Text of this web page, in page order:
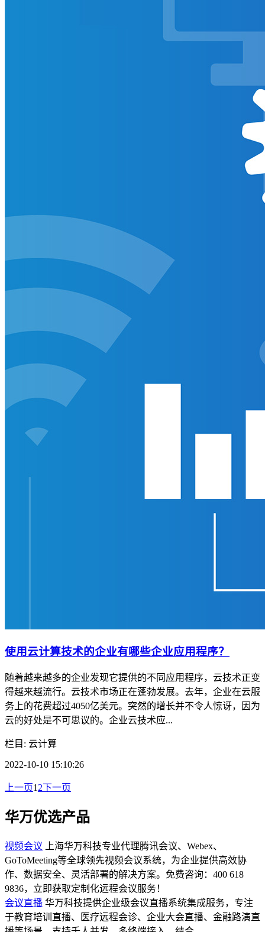
使用云计算技术的企业有哪些企业应用程序？
随着越来越多的企业发现它提供的不同应用程序，云技术正变
得越来越流行。云技术市场正在蓬勃发展。去年，企业在云服
务上的花费超过4050亿美元。突然的增长并不令人惊讶，因为
云的好处是不可思议的。企业云技术应...
栏目: 云计算
2022-10-10 15:10:26
上一页1 2下一页
华万优选产品
视频会议
上海华万科技专业代理腾讯会议、Webex、
GoToMeeting等全球领先视频会议系统，为企业提供高效协
作、数据安全、灵活部署的解决方案。免费咨询：400 618
9836，立即获取定制化远程会议服务！
会议直播 华万科技提供企业级会议直播系统集成服务，专注
于教育培训直播、医疗远程会诊、企业大会直播、金融路演直